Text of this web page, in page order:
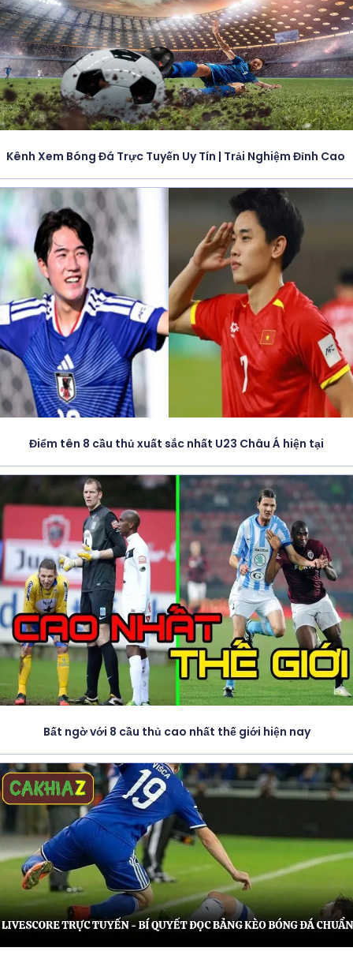
Kênh Xem Bóng Đá Trực Tuyến Uy Tín | Trải Nghiệm Đỉnh Cao
Điểm tên 8 cầu thủ xuất sắc nhất U23 Châu Á hiện tại
Bất ngờ với 8 cầu thủ cao nhất thế giới hiện nay